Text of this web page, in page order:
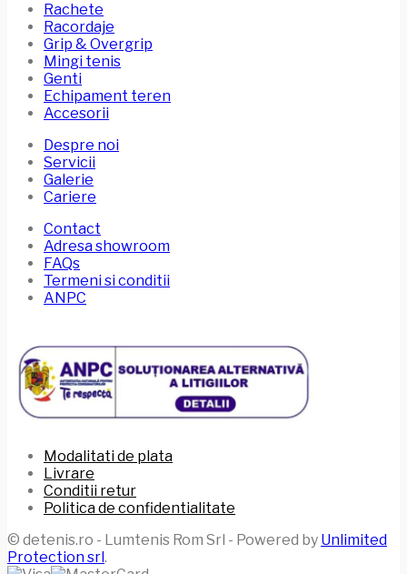
Rachete
Racordaje
Grip & Overgrip
Mingi tenis
Genti
Echipament teren
Accesorii
Despre noi
Servicii
Galerie
Cariere
Contact
Adresa showroom
FAQs
Termeni si conditii
ANPC
Modalitati de plata
Livrare
Conditii retur
Politica de confidentialitate
© detenis.ro - Lumtenis Rom Srl - Powered by Unlimited
Protection srl .